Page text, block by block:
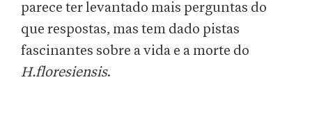
parece ter levantado mais perguntas do
que respostas, mas tem dado pistas
fascinantes sobre a vida e a morte do
H.floresiensis.